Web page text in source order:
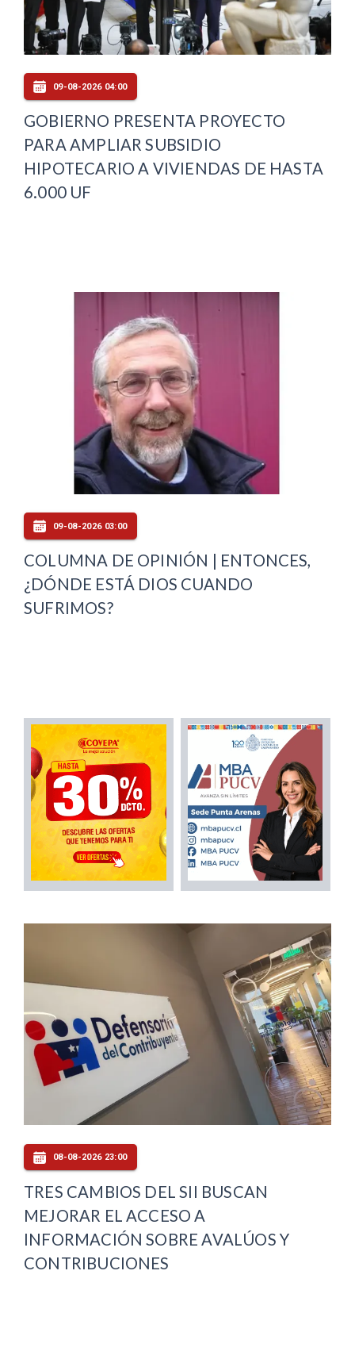
09-08-2026 04:00
GOBIERNO PRESENTA PROYECTO
PARA AMPLIAR SUBSIDIO
HIPOTECARIO A VIVIENDAS DE HASTA
6.000 UF
09-08-2026 03:00
COLUMNA DE OPINIÓN | ENTONCES,
¿DÓNDE ESTÁ DIOS CUANDO
SUFRIMOS?
08-08-2026 23:00
TRES CAMBIOS DEL SII BUSCAN
MEJORAR EL ACCESO A
INFORMACIÓN SOBRE AVALÚOS Y
CONTRIBUCIONES